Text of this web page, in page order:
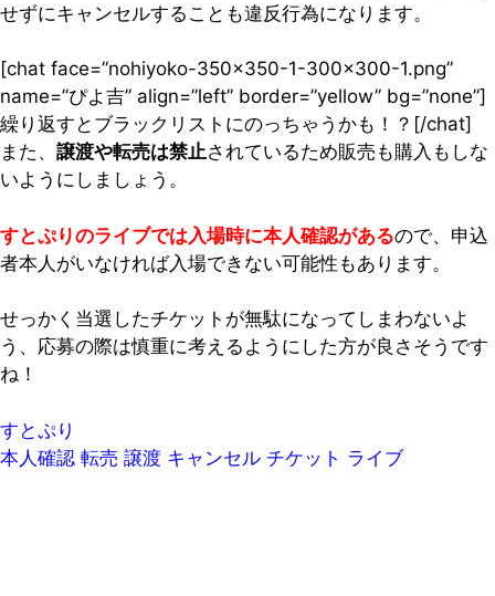
せずにキャンセルすることも違反行為になります。
[chat face=”nohiyoko-350×350-1-300×300-1.png”
name=”ぴよ吉” align=”left” border=”yellow” bg=”none”]
繰り返すとブラックリストにのっちゃうかも！？[/chat]
また、 譲渡や転売は禁止されているため販売も購入もしな
いようにしましょう。
すとぷりのライブでは入場時に本人確認があるので、申込
者本人がいなければ入場できない可能性もあります。
せっかく当選したチケットが無駄になってしまわないよ
う、応募の際は慎重に考えるようにした方が良さそうです
ね！
すとぷり
本人確認 転売 譲渡 キャンセル チケット ライブ